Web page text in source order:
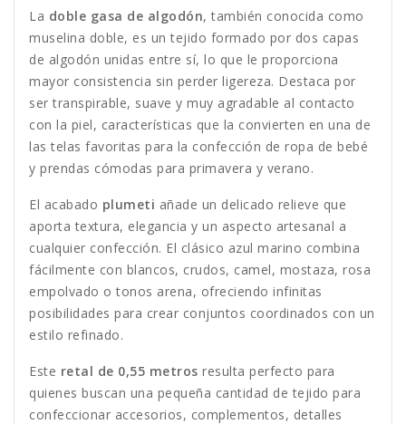
La doble gasa de algodón, también conocida como
muselina doble, es un tejido formado por dos capas
de algodón unidas entre sí, lo que le proporciona
mayor consistencia sin perder ligereza. Destaca por
ser transpirable, suave y muy agradable al contacto
con la piel, características que la convierten en una de
las telas favoritas para la confección de ropa de bebé
y prendas cómodas para primavera y verano.
El acabado plumeti añade un delicado relieve que
aporta textura, elegancia y un aspecto artesanal a
cualquier confección. El clásico azul marino combina
fácilmente con blancos, crudos, camel, mostaza, rosa
empolvado o tonos arena, ofreciendo infinitas
posibilidades para crear conjuntos coordinados con un
estilo refinado.
Este retal de 0,55 metros resulta perfecto para
quienes buscan una pequeña cantidad de tejido para
confeccionar accesorios, complementos, detalles